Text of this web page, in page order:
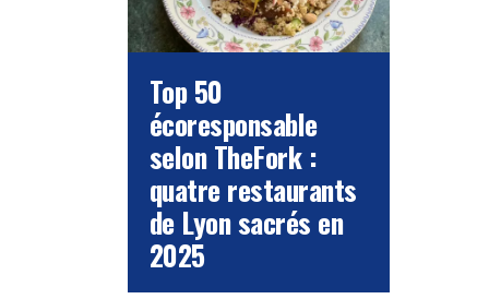
Top 50
écoresponsable
selon TheFork :
quatre restaurants
de Lyon sacrés en
2025